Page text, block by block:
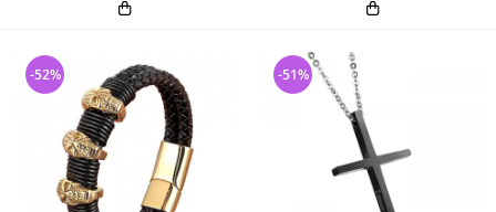
-52% -51%